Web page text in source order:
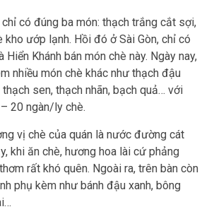
có đúng ba món: thạch trắng cắt sợi,
kho ướp lạnh. Hồi đó ở Sài Gòn, chỉ có
Hiển Khánh bán món chè này. Ngày nay,
nhiều món chè khác như thạch đậu
sen, thạch nhãn, bạch quả… với
20 ngàn/ly chè.
vị chè của quán là nước đường cát
khi ăn chè, hương hoa lài cứ phảng
rất khó quên. Ngoài ra, trên bàn còn
phụ kèm như bánh đậu xanh, bông